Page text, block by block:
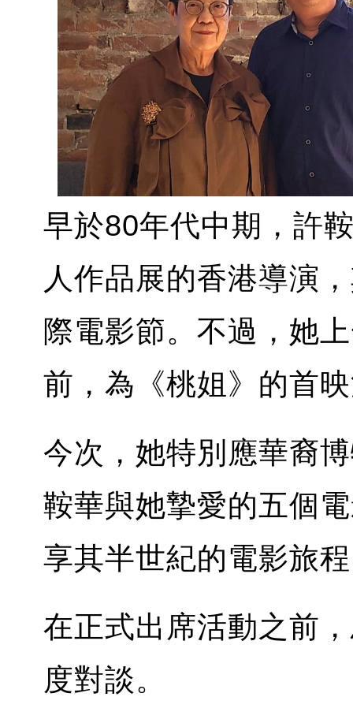
早於80年代中期，許
人作品展的香港導演
際電影節。不過，她
前，為《桃姐》的首
今次，她特別應華裔
鞍華與她摯愛的五個
享其半世紀的電影旅
在正式出席活動之前
度對談。